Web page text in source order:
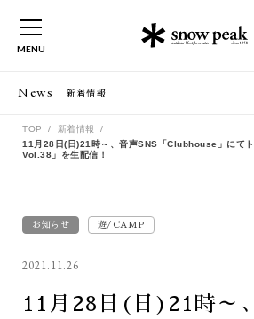
MENU
News 新着情報
TOP
新着情報
11月28日(日)21時～、音声SNS「Clubhouse」にて
Vol.38」を生配信！
お知らせ 遊/CAMP
2021.11.26
11月28日(日)21時～